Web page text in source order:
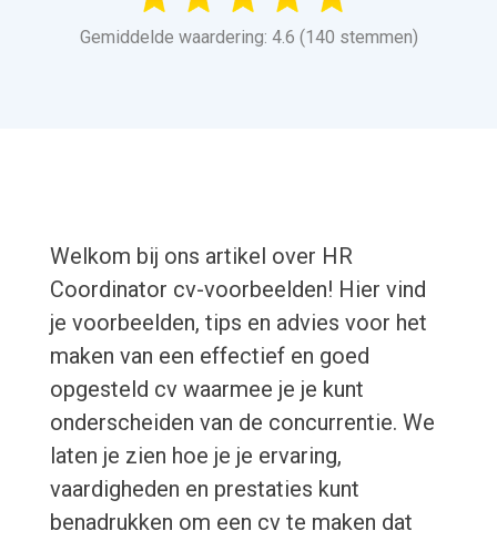
Gemiddelde waardering: 4.6 (140 stemmen)
Welkom bij ons artikel over HR
Coordinator cv-voorbeelden! Hier vind
je voorbeelden, tips en advies voor het
maken van een effectief en goed
opgesteld cv waarmee je je kunt
onderscheiden van de concurrentie. We
laten je zien hoe je je ervaring,
vaardigheden en prestaties kunt
benadrukken om een cv te maken dat